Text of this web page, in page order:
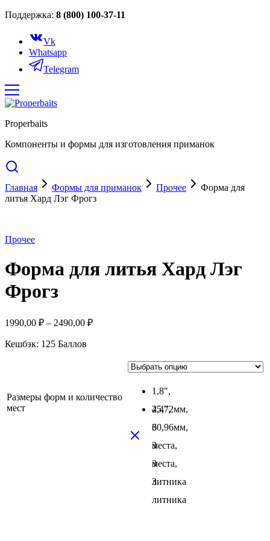
Поддержка: 8 (800) 100-37-11
Vk
Whatsapp
Telegram
Properbaits
Компоненты и формы для изготовления приманок
Главная Формы для приманок Прочее
Форма для
литья Хард Лэг Фрогз
Прочее
Форма для литья Хард Лэг
Фрогз
1990,00 ₽ – 2490,00 ₽
Кешбэк: 125 Баллов
Размеры форм и количество
мест
1,8",
45,72мм,
3
места,
3
литника
2,4",
60,96мм,
3
места,
3
литника